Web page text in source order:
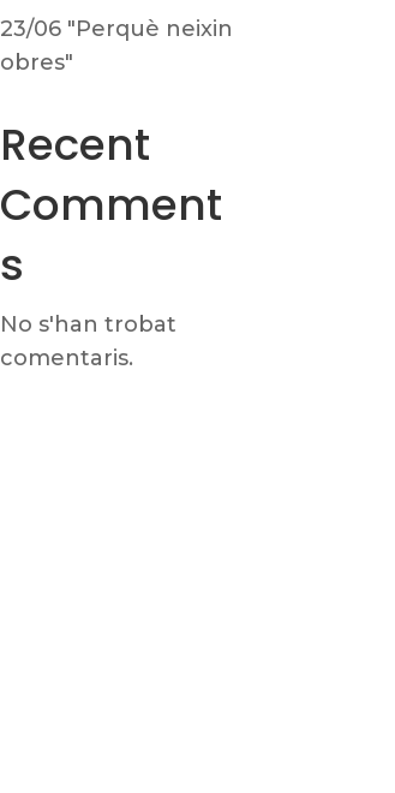
23/06 "Perquè neixin
obres"
Recent
Comment
s
No s'han trobat
comentaris.